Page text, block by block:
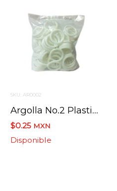
SKU: AR0002
Argolla No.2 Plastico Blanco 2.5 Cm
$0.25 MXN
Disponible